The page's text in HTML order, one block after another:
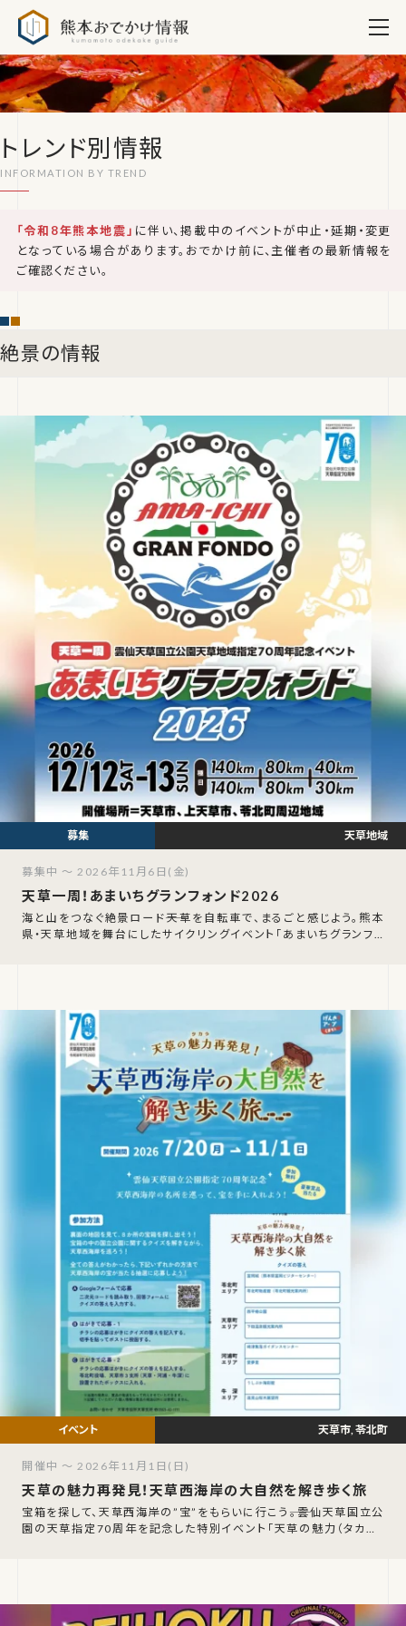
トレンド別情報
「令和8年熊本地震」 に伴い、掲載中のイベントが中止・延期・変更
となっている場合があります。おでかけ前に、主催者の最新情報を
ご確認ください。
絶景の情報
天草一周！あまいちグランフォンド2026
海と山をつなぐ絶景ロード――天草を自転車で、まるごと感じよう。熊本
県・天草地域を舞台にしたサイクリングイベント「あまいちグランフォ
天草地域
募集中 ～ 2026年11月6日(金)
天草の魅力再発見！天草西海岸の大自然を解き歩く旅
宝箱を探して、天草西海岸の”宝”をもらいに行こう――。雲仙天草国立公
園の天草指定70周年を記念した特別イベント「天草の魅力（タカラ）
天草市, 苓北町
開催中 ～ 2026年11月1日(日)